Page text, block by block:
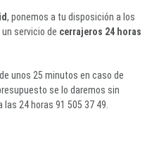
, ponemos a tu disposición a los
servicio de cerrajeros 24 horas
unos 25 minutos en caso de
se lo daremos sin
24 horas 91 505 37 49.